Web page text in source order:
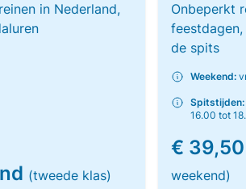
in Nederland,
(tweede klas)
Onbeperkt
de spits
Weekend:
Spitstijden:
16.00 tot
€
weekend)